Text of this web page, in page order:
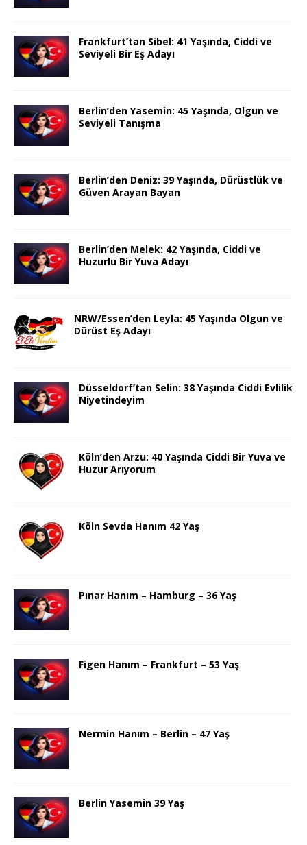
Frankfurt’tan Sibel: 41 Yaşında, Ciddi ve
Seviyeli Bir Eş Adayı
Berlin’den Yasemin: 45 Yaşında, Olgun ve
Seviyeli Tanışma
Berlin’den Deniz: 39 Yaşında, Dürüstlük ve
Güven Arayan Bayan
Berlin’den Melek: 42 Yaşında, Ciddi ve
Huzurlu Bir Yuva Adayı
NRW/Essen’den Leyla: 45 Yaşında Olgun ve
Dürüst Eş Adayı
Düsseldorf’tan Selin: 38 Yaşında Ciddi Evlilik
Niyetindeyim
Köln’den Arzu: 40 Yaşında Ciddi Bir Yuva ve
Huzur Arıyorum
Köln Sevda Hanım 42 Yaş
Pınar Hanım – Hamburg – 36 Yaş
Figen Hanım – Frankfurt – 53 Yaş
Nermin Hanım – Berlin – 47 Yaş
Berlin Yasemin 39 Yaş